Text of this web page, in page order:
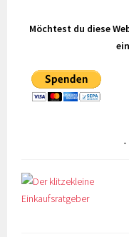
Möchtest du diese